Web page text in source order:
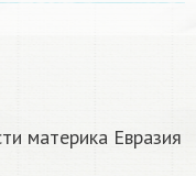
материка Евразия